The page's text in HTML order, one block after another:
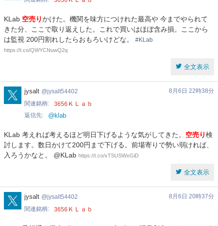
KLab 空売りかけた。機関を味方につけれた最高や 今までやられて
きた分、ここで取り返えした。これで買いはほぼ含み損。ここから
は監視 200円割れしたらおもろいけどな。 #KLab
https://t.co/QWYCNuwQ2q
全文表示
jysalt54402
jysalt jysalt54402
8月6日 22時38分
関連銘柄
3656 ＫＬａｂ
返信先 @klab
KLab 考えれば考えるほど明日下げるような気がしてきた。 空売り検
討します。数日かけて200円まで下げる。前場寄りで勢い弱ければ、
入ろうかなと。 @KLab https://t.co/xTSUSWxGiD
全文表示
jysalt54402
jysalt jysalt54402
8月6日 20時37分
関連銘柄
3656 ＫＬａｂ